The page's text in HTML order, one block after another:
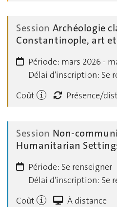
Session Archéologie
Constantinople, art
Période: mars 2026 -
Délai d'inscription: Se
Coût
Présence/
Session Non-
Humanitarian
Période: Se renseigner
Délai d'inscription: Se
Coût
À distance